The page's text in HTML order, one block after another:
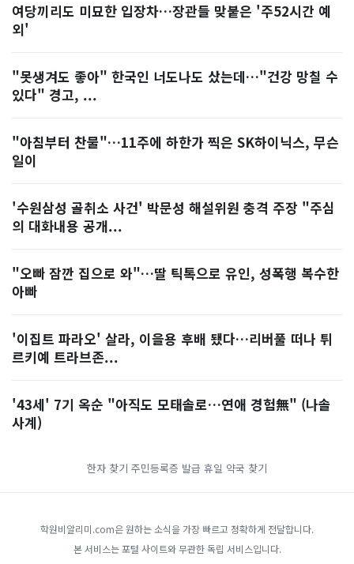
여당끼리도 미묘한 입장차…장관들 맞붙은 '주52시간 예
외'
"못생겨도 좋아" 한국인 너도나도 샀는데…"건강 망칠 수
있다" 경고, ...
"아침부터 찬물"…11주에 하한가 찍은 SK하이닉스, 무슨
일이
'수원삼성 골취소 사건' 박문성 해설위원 충격 주장 "주심
의 대화내용 공개...
"오빠 잠깐 집으로 와"…딸 틱톡으로 유인, 성폭행 복수한
아빠
'이집트 파라오' 살라, 이을용 후배 됐다…리버풀 떠나 튀
르키예 트라브존...
'43세' 7기 옥순 "아직도 모태솔로…연애 경험無" (나솔
사계)
한자 찾기 주민등록증 발급 휴일 약국 찾기
학원비알리미.com은 원하는 소식을 가장 빠르고 정확하게 전달합니다.
본 서비스는 포털 사이트와 무관한 독립 서비스입니다.